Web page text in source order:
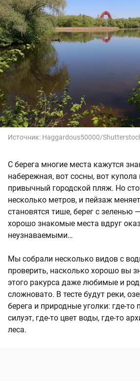
Источник: Haggardous50000/
С берега многие места кажутся
набережная, вот сосны, вот купола
привычный городской пляж. Но
несколько метров, и пейзаж
становятся тише, берег с зеленью
хорошо знакомые места вдруг
неузнаваемыми…
Мы собрали несколько видов с
проверить, насколько хорошо вы
этого ракурса даже любимые и
сложновато. В тесте будут реки,
берега и природные уголки: где-то
силуэт, где-то цвет воды, где-то
леса.